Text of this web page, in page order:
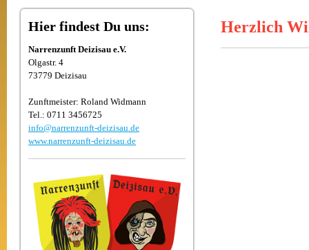
Hier findest Du uns:
Narrenzunft Deizisau e.V.
Olgastr. 4
73779 Deizisau
Zunftmeister: Roland Widmann
Tel.: 0711 3456725
info@narrenzunft-deizisau.de
www.narrenzunft-deizisau.de
Herzlich